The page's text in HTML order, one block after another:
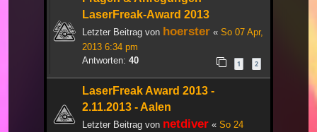
LaserFreak-Award 2013
Letzter Beitrag von hoerster « So 07 Apr,
2013 6:34 pm
Antworten: 40 1 2
LaserFreak Award 2013 -
2.11.2013 - Aalen
Letzter Beitrag von netdiver « So 24